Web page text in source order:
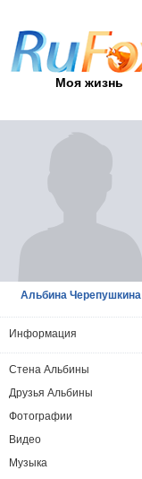
Моя жизнь
Альбина Черепушкина
Информация
Стена Альбины
Друзья Альбины
Фотографии
Видео
Музыка